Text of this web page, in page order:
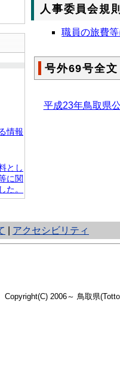
情報
とし
に関
た。
人事委員会規則
職員の旅費
号外69号全文
平成23年鳥取県
アクセシビリティ
Copyright(C) 2006～ 鳥取県